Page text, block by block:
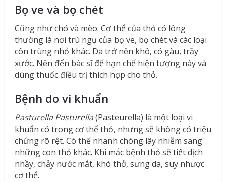
Bọ ve và bọ chét
Cũng như chó và mèo. Cơ thể của thỏ có lông
thường là nơi trú ngụ của bọ ve, bọ chét và các loại
côn trùng nhỏ khác. Da trở nên khô, có gàu, trầy
xước. Nên đến bác sĩ để hạn chế hiện tượng này và
dùng thuốc điều trị thích hợp cho thỏ.
Bệnh do vi khuẩn
Pasturella Pasturella(Pasteurella) là một loại vi
khuẩn có trong cơ thể thỏ, nhưng sẽ không có triệu
chứng rõ rệt. Có thể nhanh chóng lây nhiễm sang
những con thỏ khác. Khi mắc bệnh thỏ sẽ tiết dịch
nhầy, chảy nước mắt, khó thở, sưng da, suy nhược
cơ thể.